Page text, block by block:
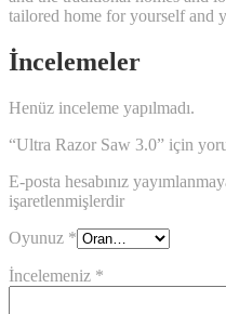
tailored home for yourself and
İncelemeler
Henüz inceleme yapılmadı.
“Ultra Razor Saw 3.0” için
E-posta hesabınız
işaretlenmişlerdir
Oyunuz *
İncelemeniz *